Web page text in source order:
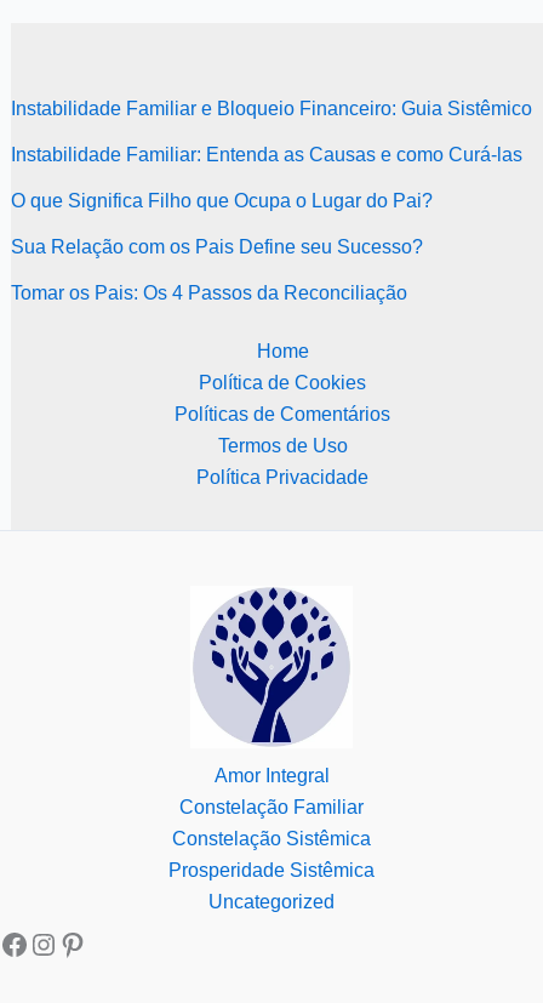
Instabilidade Familiar e Bloqueio Financeiro: Guia Sistêmico
Instabilidade Familiar: Entenda as Causas e como Curá-las
O que Significa Filho que Ocupa o Lugar do Pai?
Sua Relação com os Pais Define seu Sucesso?
Tomar os Pais: Os 4 Passos da Reconciliação
Home
Política de Cookies
Políticas de Comentários
Termos de Uso
Política Privacidade
Amor Integral
Constelação Familiar
Constelação Sistêmica
Prosperidade Sistêmica
Uncategorized